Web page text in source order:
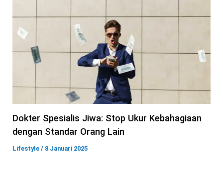
Dokter Spesialis Jiwa: Stop Ukur Kebahagiaan
dengan Standar Orang Lain
Lifestyle / 8 Januari 2025